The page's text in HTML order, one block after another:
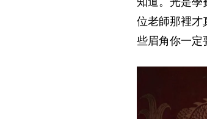
位老師那裡才
些眉角你一定